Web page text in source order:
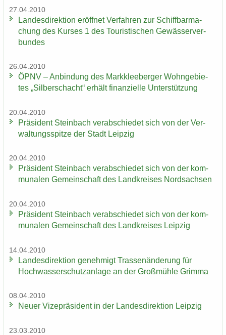
27.04.2010
Lan­des­di­rek­ti­on er­öff­net Ver­fah­ren zur Schiff­bar­ma­
chung des Kur­ses 1 des Tou­ris­ti­schen Ge­wäs­ser­ver­
bun­des
26.04.2010
ÖPNV – An­bin­dung des Mark­klee­ber­ger Wohn­ge­bie­
tes „Sil­ber­schacht“ er­hält fi­nan­zi­el­le Un­ter­stüt­zung
20.04.2010
Prä­si­dent Stein­bach ver­ab­schie­det sich von der Ver­
wal­tungs­spit­ze der Stadt Leip­zig
20.04.2010
Prä­si­dent Stein­bach ver­ab­schie­det sich von der kom­
mu­na­len Ge­mein­schaft des Land­krei­ses Nord­sach­sen
20.04.2010
Prä­si­dent Stein­bach ver­ab­schie­det sich von der kom­
mu­na­len Ge­mein­schaft des Land­krei­ses Leip­zig
14.04.2010
Lan­des­di­rek­ti­on ge­neh­migt Tras­sen­än­de­rung für
Hoch­was­ser­schutz­an­la­ge an der Groß­müh­le Grim­ma
08.04.2010
Neuer Vi­ze­prä­si­dent in der Lan­des­di­rek­ti­on Leip­zig
23.03.2010